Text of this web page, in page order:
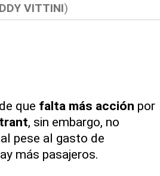
VITTINI)
que falta más acción por
, sin embargo, no
pese al gasto de
más pasajeros.